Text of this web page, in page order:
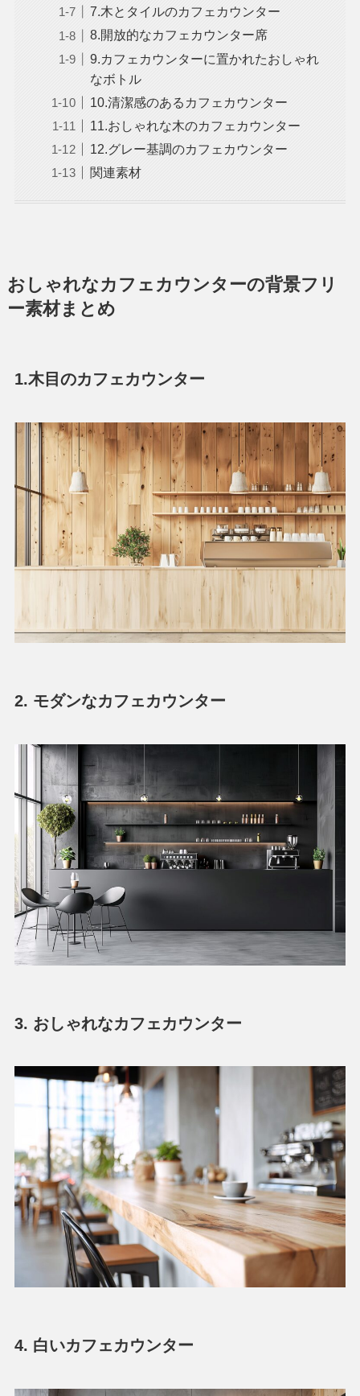
7.木とタイルのカフェカウンター
8.開放的なカフェカウンター席
9.カフェカウンターに置かれたおしゃれ
なボトル
10.清潔感のあるカフェカウンター
11.おしゃれな木のカフェカウンター
12.グレー基調のカフェカウンター
関連素材
おしゃれなカフェカウンターの背景フリ
ー素材まとめ
1.木目のカフェカウンター
2. モダンなカフェカウンター
3. おしゃれなカフェカウンター
4. 白いカフェカウンター